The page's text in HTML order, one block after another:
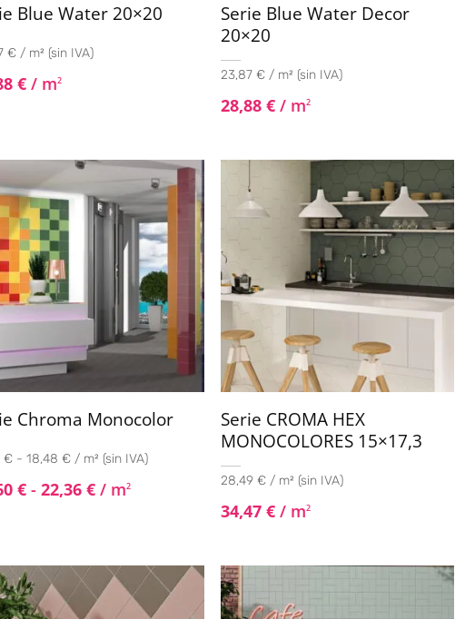
Blue Water 20×20
€ / m² (sin IVA)
€ / m2
Serie Blue Water Decor
20×20
23,87 € / m² (sin IVA)
28,88€ / m2
Chroma Monocolor
€ - 18,48 € / m² (sin IVA)
€ - 22,36 € / m2
Serie CROMA HEX
MONOCOLORES 15×17,3
28,49 € / m² (sin IVA)
34,47€ / m2